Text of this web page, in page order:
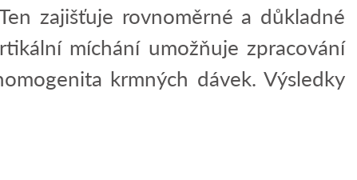
zajišťuje rovnoměrné a důkladné
míchání umožňuje zpracování
krmných dávek. Výsledky